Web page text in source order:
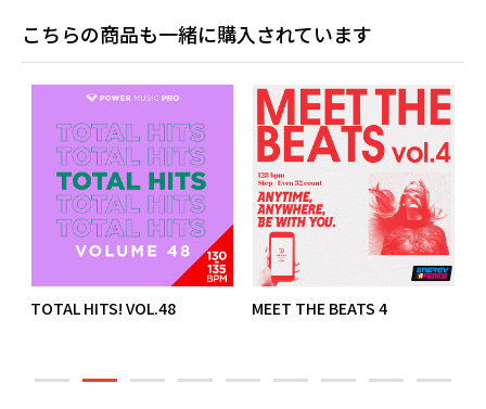
こちらの商品も一緒に購入されています
TOTAL HITS! VOL.48 MEET THE BEATS 4